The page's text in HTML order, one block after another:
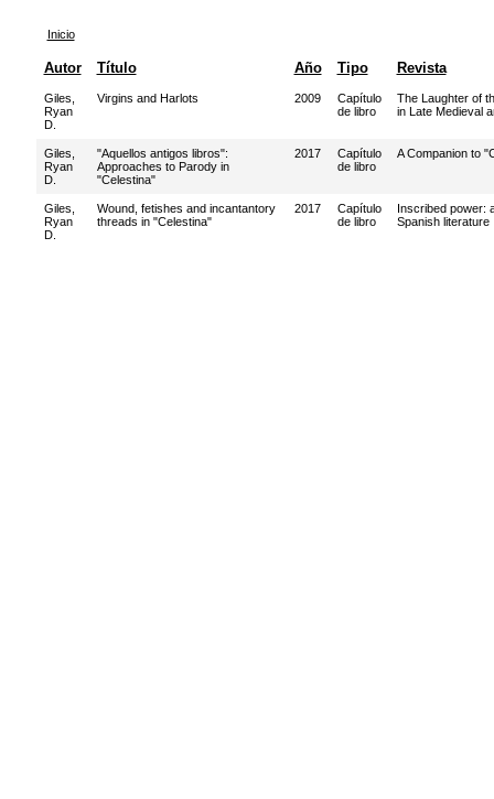
Inicio
Autor Título Año Tipo Revista
Giles,
Ryan
D.
Virgins and Harlots 2009
Capítulo
de libro
The Laughter of
in Late Medieval
Giles,
Ryan
D.
"Aquellos antigos libros":
Approaches to Parody in
"Celestina"
2017
Capítulo
de libro
A Companion to
Giles,
Ryan
D.
Wound, fetishes and incantantory
threads in "Celestina"
2017
Capítulo
de libro
Inscribed power:
Spanish literature